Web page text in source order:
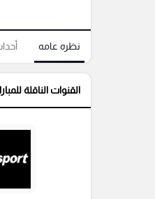
نظره عامه
القنوات الناقلة